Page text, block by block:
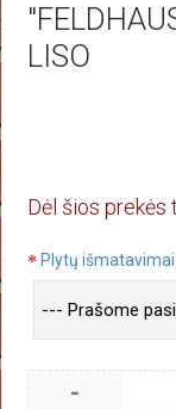
LISO
Dėl šios prekės
Plytų išmatavimai
-